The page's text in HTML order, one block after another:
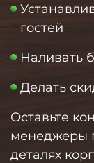
гостей
Наливать
Делать
Оставьте
менеджеры
деталях